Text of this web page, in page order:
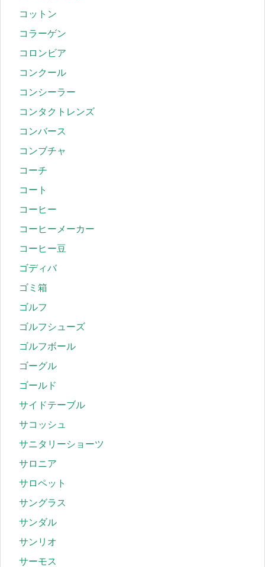
コットン
コラーゲン
コロンビア
コンクール
コンシーラー
コンタクトレンズ
コンバース
コンブチャ
コーチ
コート
コーヒー
コーヒーメーカー
コーヒー豆
ゴディバ
ゴミ箱
ゴルフ
ゴルフシューズ
ゴルフボール
ゴーグル
ゴールド
サイドテーブル
サコッシュ
サニタリーショーツ
サロニア
サロペット
サングラス
サンダル
サンリオ
サーモス